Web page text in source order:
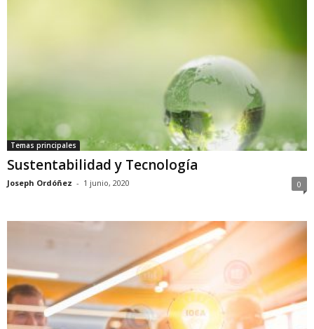
Temas principales
Sustentabilidad y Tecnología
Joseph Ordóñez - 1 junio, 2020 0